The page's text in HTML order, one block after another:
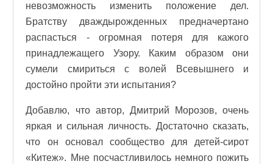
невозможность изменить положение дел.
Братству дваждырожденных предначертано
распасться - огромная потеря для кажого
принадлежащего Узору. Каким образом они
сумели смириться с волей Всевышнего и
достойно пройти эти испытания?
Добавлю, что автор, Дмитрий Морозов, очень
яркая и сильная личность. Достаточно сказать,
что он основал сообщество для детей-сирот
«Китеж». Мне посчастливилось немного пожить